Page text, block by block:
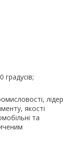
градусів;
лідер
якості
та